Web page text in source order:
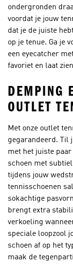
ondergronden
voordat je jouw
dat je de juiste
op je tenue. Ga je
een eyecatcher
favoriet en laat
DEMPING
OUTLET
Met onze outlet
gegarandeerd. Til
met het juiste paar
schoen met
tijdens jouw
tennisschoenen
sokachtige
brengt extra
verkoeling
speciale loopzool
schoen af op het
maak de